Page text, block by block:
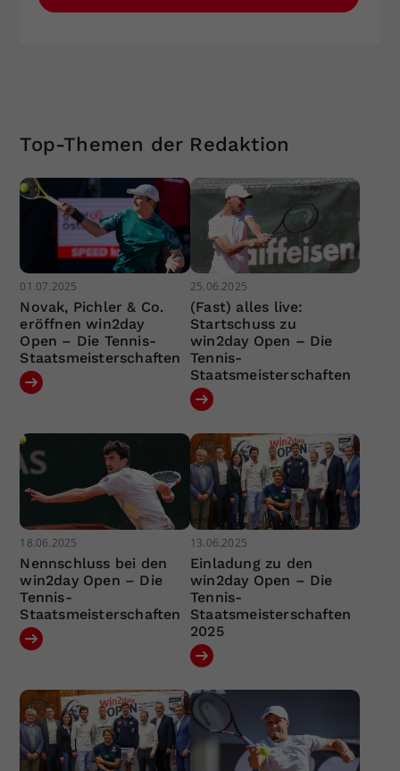
Top-Themen der Redaktion
01.07.2025
Novak, Pichler & Co.
eröffnen win2day
Open – Die Tennis-
Staatsmeisterschaften
25.06.2025
(Fast) alles live:
Startschuss zu
win2day Open – Die
Tennis-
Staatsmeisterschaften
18.06.2025
Nennschluss bei den
win2day Open – Die
Tennis-
Staatsmeisterschaften
13.06.2025
Einladung zu den
win2day Open – Die
Tennis-
Staatsmeisterschaften
2025